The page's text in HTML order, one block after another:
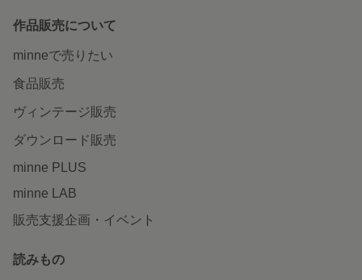
作品販売について
minneで売りたい
食品販売
ヴィンテージ販売
ダウンロード販売
minne PLUS
minne LAB
販売支援企画・イベント
読みもの